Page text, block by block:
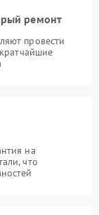
ремонт
провести
на
что